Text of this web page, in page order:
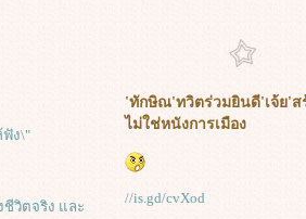
ฟัง\"
ชีวิตจริง และ
'ทักษิณ'ทวิตร่วมยินดี'เจ้ย'
ไม่ใช่หนังการเมือง
//is.gd/cvXod